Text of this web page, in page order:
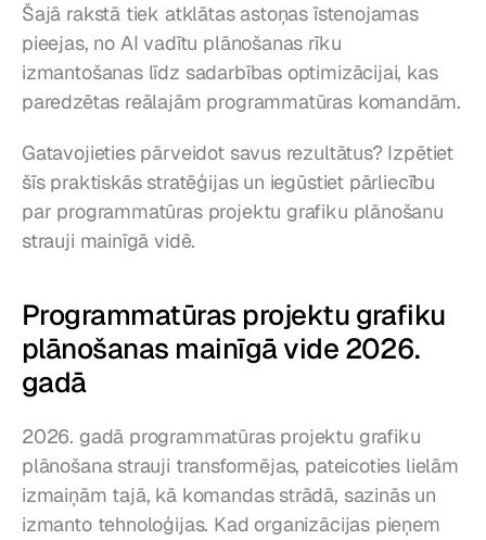
Šajā rakstā tiek atklātas astoņas īstenojamas
pieejas, no AI vadītu plānošanas rīku
izmantošanas līdz sadarbības optimizācijai, kas
paredzētas reālajām programmatūras komandām.
Gatavojieties pārveidot savus rezultātus? Izpētiet
šīs praktiskās stratēģijas un iegūstiet pārliecību
par programmatūras projektu grafiku plānošanu
strauji mainīgā vidē.
Programmatūras projektu grafiku
plānošanas mainīgā vide 2026.
gadā
2026. gadā programmatūras projektu grafiku
plānošana strauji transformējas, pateicoties lielām
izmaiņām tajā, kā komandas strādā, sazinās un
izmanto tehnoloģijas. Kad organizācijas pieņem